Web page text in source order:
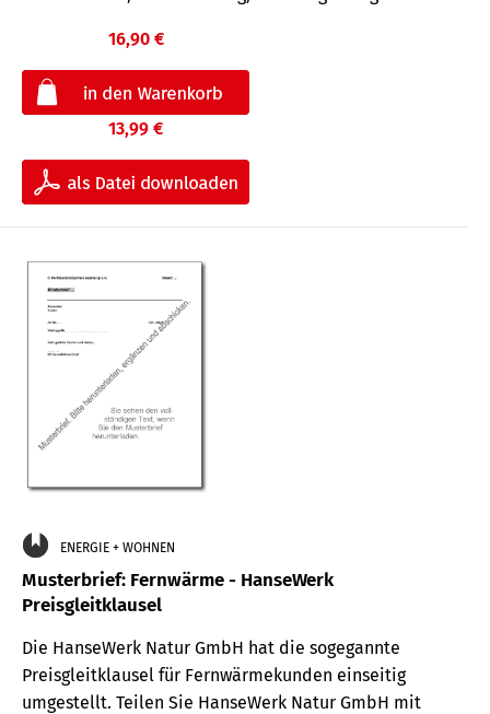
16,90 €
13,99 €
ENERGIE + WOHNEN
Musterbrief: Fernwärme - HanseWerk
Preisgleitklausel
Die HanseWerk Natur GmbH hat die sogegannte
Preisgleitklausel für Fernwärmekunden einseitig
umgestellt. Teilen Sie HanseWerk Natur GmbH mit